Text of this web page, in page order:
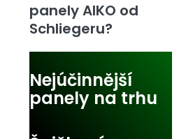
panely AIKO od
Schliegeru?
Nejúčinnější
panely na trhu